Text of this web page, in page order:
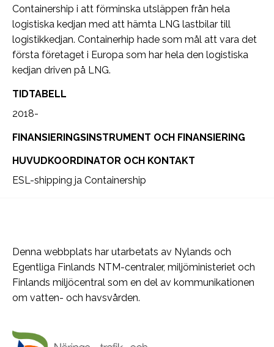
Containership i att förminska utsläppen från hela
logistiska kedjan med att hämta LNG lastbilar till
logistikkedjan. Containerhip hade som mål att vara det
första företaget i Europa som har hela den logistiska
kedjan driven på LNG.
TIDTABELL
2018-
FINANSIERINGSINSTRUMENT OCH FINANSIERING
HUVUDKOORDINATOR OCH KONTAKT
ESL-shipping ja Containership
Denna webbplats har utarbetats av Nylands och
Egentliga Finlands NTM-centraler, miljöministeriet och
Finlands miljöcentral som en del av kommunikationen
om vatten- och havsvården.